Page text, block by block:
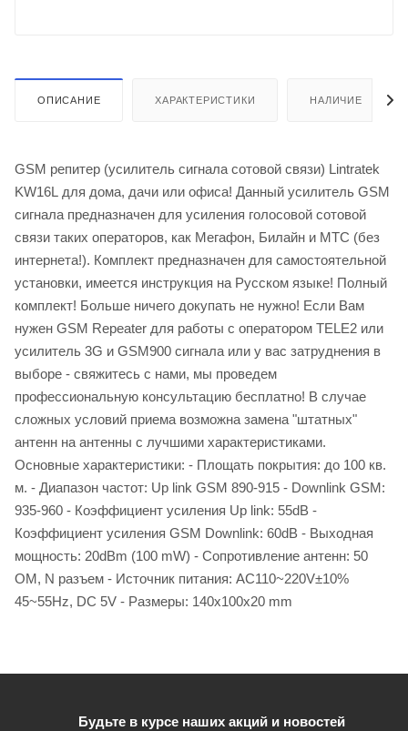
ОПИСАНИЕ ХАРАКТЕРИСТИКИ НАЛИЧИЕ
GSM репитер (усилитель сигнала сотовой связи) Lintratek
KW16L для дома, дачи или офиса! Данный усилитель GSM
сигнала предназначен для усиления голосовой сотовой
связи таких операторов, как Мегафон, Билайн и МТС (без
интернета!). Комплект предназначен для самостоятельной
установки, имеется инструкция на Русском языке! Полный
комплект! Больше ничего докупать не нужно! Если Вам
нужен GSM Repeater для работы с оператором TELE2 или
усилитель 3G и GSM900 сигнала или у вас затруднения в
выборе - свяжитесь с нами, мы проведем
профессиональную консультацию бесплатно! В случае
сложных условий приема возможна замена "штатных"
антенн на антенны с лучшими характеристиками.
Основные характеристики: - Площать покрытия: до 100 кв.
м. - Диапазон частот: Up link GSM 890-915 - Downlink GSM:
935-960 - Коэффициент усиления Up link: 55dB -
Коэффициент усиления GSM Downlink: 60dB - Выходная
мощность: 20dBm (100 mW) - Сопротивление антенн: 50
ОМ, N разъем - Источник питания: AC110~220V±10%
45~55Hz, DC 5V - Размеры: 140x100x20 mm
Будьте в курсе наших акций и новостей